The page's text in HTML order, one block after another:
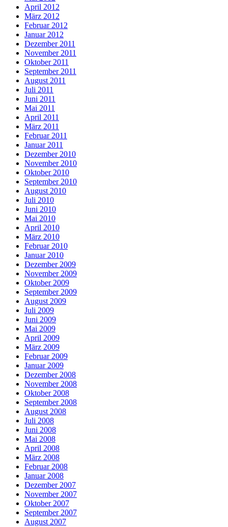
April 2012
März 2012
Februar 2012
Januar 2012
Dezember 2011
November 2011
Oktober 2011
September 2011
August 2011
Juli 2011
Juni 2011
Mai 2011
April 2011
März 2011
Februar 2011
Januar 2011
Dezember 2010
November 2010
Oktober 2010
September 2010
August 2010
Juli 2010
Juni 2010
Mai 2010
April 2010
März 2010
Februar 2010
Januar 2010
Dezember 2009
November 2009
Oktober 2009
September 2009
August 2009
Juli 2009
Juni 2009
Mai 2009
April 2009
März 2009
Februar 2009
Januar 2009
Dezember 2008
November 2008
Oktober 2008
September 2008
August 2008
Juli 2008
Juni 2008
Mai 2008
April 2008
März 2008
Februar 2008
Januar 2008
Dezember 2007
November 2007
Oktober 2007
September 2007
August 2007